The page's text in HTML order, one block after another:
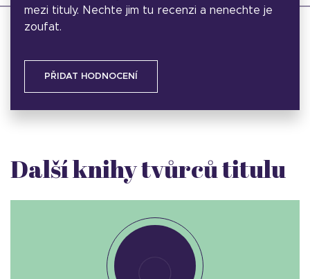
mezi tituly. Nechte jim tu recenzi a nenechte je
zoufat.
PŘIDAT HODNOCENÍ
Další knihy tvůrců titulu